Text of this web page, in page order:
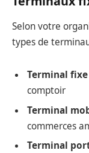
Selon votre
types de
Terminal fixe
comptoir
Terminal
commerces
Terminal